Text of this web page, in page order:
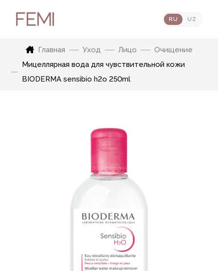
RU UZ
Главная Уход Лицо
Очищение
Мицеллярная вода для чувствительной кожи
BIODERMA sensibio h2o 250ml